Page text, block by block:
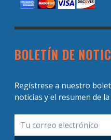
BOLETÍN DE
Regístrese a nuestro
noticias y el resumen de la